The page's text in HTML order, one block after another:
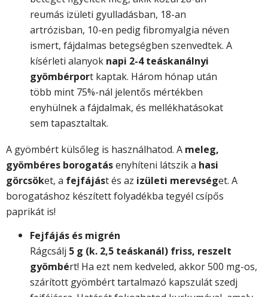
reumás izületi gyulladásban, 18-an
artrózisban, 10-en pedig fibromyalgia néven
ismert, fájdalmas betegségben szenvedtek. A
kísérleti alanyok napi 2-4 teáskanálnyi
gyömbérport kaptak. Három hónap után
több mint 75%-nál jelentős mértékben
enyhülnek a fájdalmak, és mellékhatásokat
sem tapasztaltak.
A gyömbért külsőleg is használhatod. A meleg,
gyömbéres borogatásenyhíteni látszik a hasi
görcsöket, a fejfájást és az izületi merevséget. A
borogatáshoz készített folyadékba tegyél csípős
paprikát is!
Fejfájás és migrén
Rágcsálj 5 g (k. 2,5 teáskanál) friss, reszelt
gyömbért! Ha ezt nem kedveled, akkor 500 mg-os,
szárított gyömbért tartalmazó kapszulát szedj